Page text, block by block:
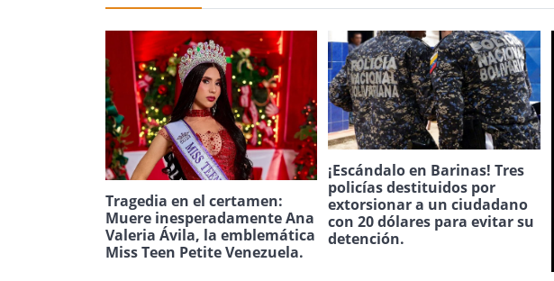
Tragedia en el certamen:
Muere inesperadamente Ana
Valeria Ávila, la emblemática
Miss Teen Petite Venezuela.
¡Escándalo en Barinas! Tres
policías destituidos por
extorsionar a un ciudadano
con 20 dólares para evitar su
detención.